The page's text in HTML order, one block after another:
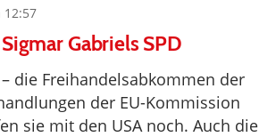
12:57
Gabriels SPD
die Freihandelsabkommen der
der EU-Kommission
sie mit den USA noch. Auch die